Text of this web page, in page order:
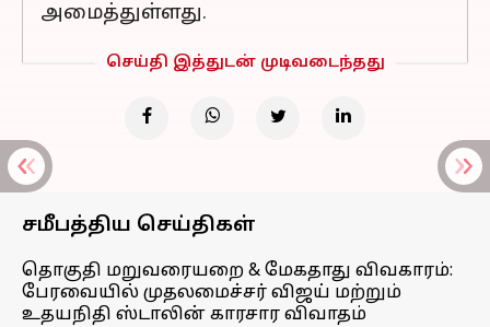
அமைத்துள்ளது.
செய்தி இத்துடன் முடிவடைந்தது
சமீபத்திய செய்திகள்
தொகுதி மறுவரையறை & மேகதாது விவகாரம்:
பேரவையில் முதலமைச்சர் விஜய் மற்றும்
உதயநிதி ஸ்டாலின் காரசார விவாதம்